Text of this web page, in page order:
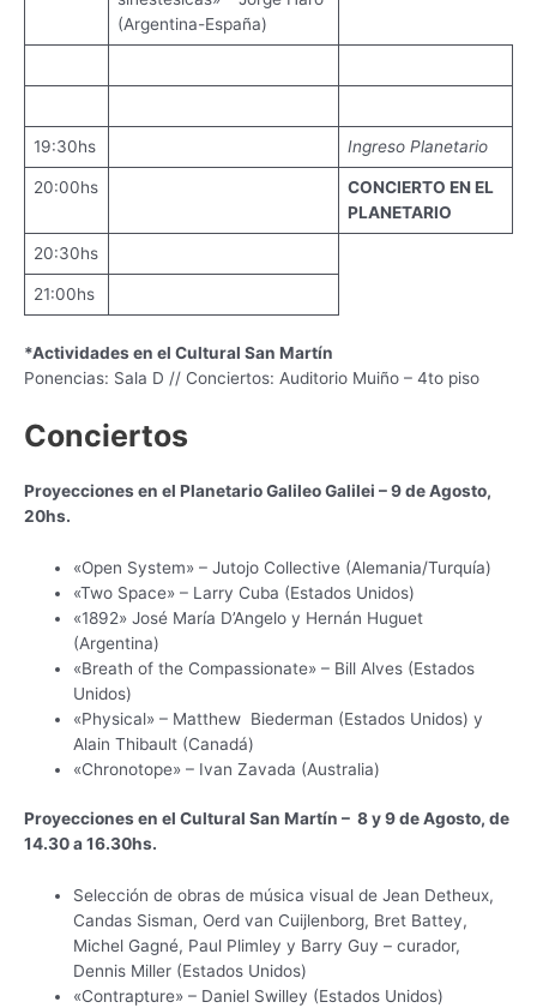
(Argentina-España)
19:30hs Ingreso Planetario
20:00hs
CONCIERTO EN EL
PLANETARIO
20:30hs
21:00hs
*Actividades en el Cultural San Martín
Ponencias: Sala D // Conciertos: Auditorio Muiño – 4to piso
Conciertos
Proyecciones en el Planetario Galileo Galilei – 9 de Agosto,
20hs.
«Open System» – Jutojo Collective (Alemania/Turquía)
«Two Space» – Larry Cuba (Estados Unidos)
«1892» José María D’Angelo y Hernán Huguet
(Argentina)
«Breath of the Compassionate» – Bill Alves (Estados
Unidos)
«Physical» – Matthew Biederman (Estados Unidos) y
Alain Thibault (Canadá)
«Chronotope» – Ivan Zavada (Australia)
Proyecciones en el Cultural San Martín – 8 y 9 de Agosto, de
14.30 a 16.30hs.
Selección de obras de música visual de Jean Detheux,
Candas Sisman, Oerd van Cuijlenborg, Bret Battey,
Michel Gagné, Paul Plimley y Barry Guy – curador,
Dennis Miller (Estados Unidos)
«Contrapture» – Daniel Swilley (Estados Unidos)